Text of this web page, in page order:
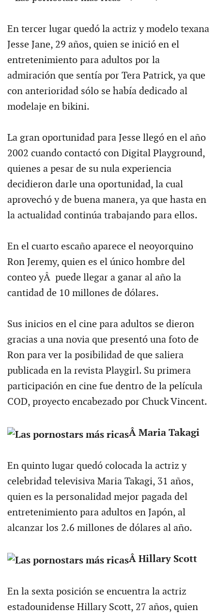
En tercer lugar quedó la actriz y modelo texana
Jesse Jane, 29 años, quien se inició en el
entretenimiento para adultos por la
admiración que sentía por Tera Patrick, ya que
con anterioridad sólo se había dedicado al
modelaje en bikini.
La gran oportunidad para Jesse llegó en el año
2002 cuando contactó con Digital Playground,
quienes a pesar de su nula experiencia
decidieron darle una oportunidad, la cual
aprovechó y de buena manera, ya que hasta en
la actualidad continúa trabajando para ellos.
En el cuarto escaño aparece el neoyorquino
Ron Jeremy, quien es el único hombre del
conteo yÂ puede llegar a ganar al año la
cantidad de 10 millones de dólares.
Sus inicios en el cine para adultos se dieron
gracias a una novia que presentó una foto de
Ron para ver la posibilidad de que saliera
publicada en la revista Playgirl. Su primera
participación en cine fue dentro de la película
COD, proyecto encabezado por Chuck Vincent.
Â Maria Takagi
En quinto lugar quedó colocada la actriz y
celebridad televisiva Maria Takagi, 31 años,
quien es la personalidad mejor pagada del
entretenimiento para adultos en Japón, al
alcanzar los 2.6 millones de dólares al año.
Â Hillary Scott
En la sexta posición se encuentra la actriz
estadounidense Hillary Scott, 27 años, quien